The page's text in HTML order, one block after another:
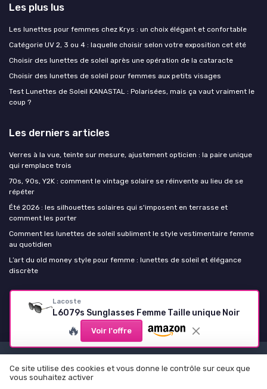
Lacoste
L6079s Sunglasses Femme Taille unique Noir
🔥 Voir l'offre
Les plus lus
Les lunettes pour femmes chez Krys : un choix élégant et confortable
Catégorie UV 2, 3 ou 4 : laquelle choisir selon votre exposition cet été
Choisir des lunettes de soleil après une opération de la cataracte
Choisir des lunettes de soleil pour femmes aux petits visages
Test Lunettes de Soleil KANASTAL : Polarisées, mais ça vaut vraiment le
coup ?
Les derniers articles
Verres à la vue, teinte sur mesure, ajustement opticien : la paire unique
qui remplace trois
70s, 90s, Y2K : comment le vintage solaire se réinvente au lieu de se
répéter
Été 2026 : les silhouettes solaires qui s'imposent en terrasse et
comment les porter
Comment les lunettes de soleil subliment le style vestimentaire femme
au quotidien
L’art du old money style pour femme : lunettes de soleil et élégance
discrète
Lunettes de soleil Femme
© Lunettes de soleil Femme 2026
Ce site utilise des cookies et vous donne le contrôle sur ceux que
vous souhaitez activer